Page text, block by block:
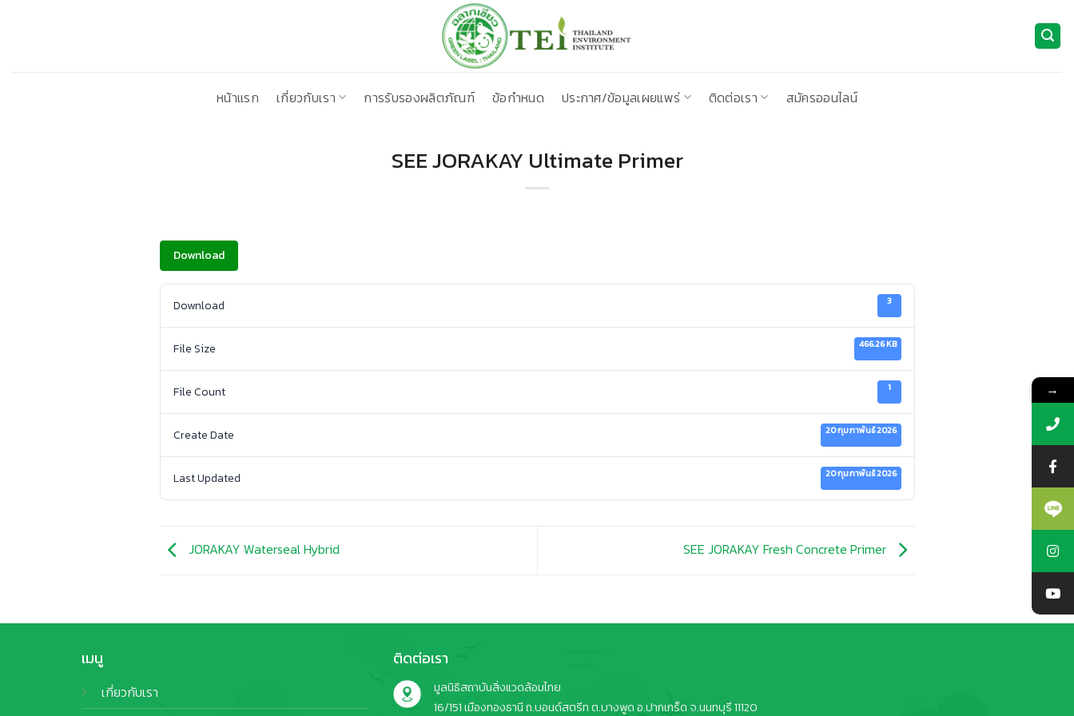
หน้าแรก
เกี่ยวกับเรา การรับรองผลิตภัณฑ์ ข้อกำหนด ประกาศ/ข้อมูลเผยแพร่ ติดต่อเรา สมัครออนไลน์
SEE JORAKAY Ultimate Primer
Download
Download 3
File Size 466.26 KB
File Count 1
Create Date 20 กุมภาพันธ์ 2026
Last Updated 20 กุมภาพันธ์ 2026
JORAKAY Waterseal Hybrid SEE JORAKAY Fresh Concrete Primer
เมนู
เกี่ยวกับเรา
ติดต่อเรา
มูลนิธิสถาบันสิ่งแวดล้อมไทย
16/151 เมืองทองธานี ถ.บอนด์สตรีท ต.บางพูด อ.ปากเกร็ด จ.นนทบุรี 11120
→